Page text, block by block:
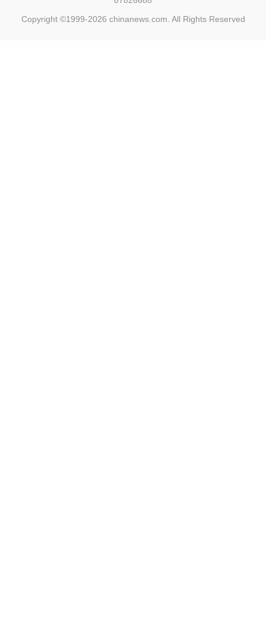
Copyright ©1999-2026 chinanews.com. All Rights Reserved